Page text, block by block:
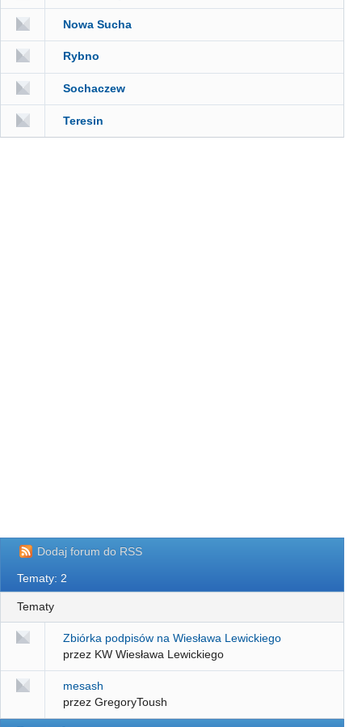
Nowa Sucha
Rybno
Sochaczew
Teresin
Dodaj forum do RSS
Tematy: 2
Tematy
Zbiórka podpisów na Wiesława Lewickiego
przez KW Wiesława Lewickiego
mesash
przez GregoryToush